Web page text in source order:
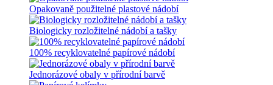
Opakovaně použitelné plastové nádobí
Biologicky rozložitelné nádobí a tašky
100% recyklovatelné papírové nádobí
Jednorázové obaly v přírodní barvě